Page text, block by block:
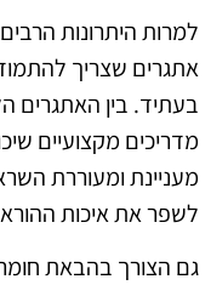
למרות היתרונות
אתגרים שצריך
בעתיד. בין האתגרים
מדריכים מקצועיים
מעניינת ומעוררת
לשפר את איכות
גם הצורך בהבאת